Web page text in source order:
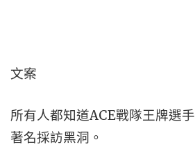
文案
所有人都知道ACE戰隊王牌選
著名採訪黑洞。